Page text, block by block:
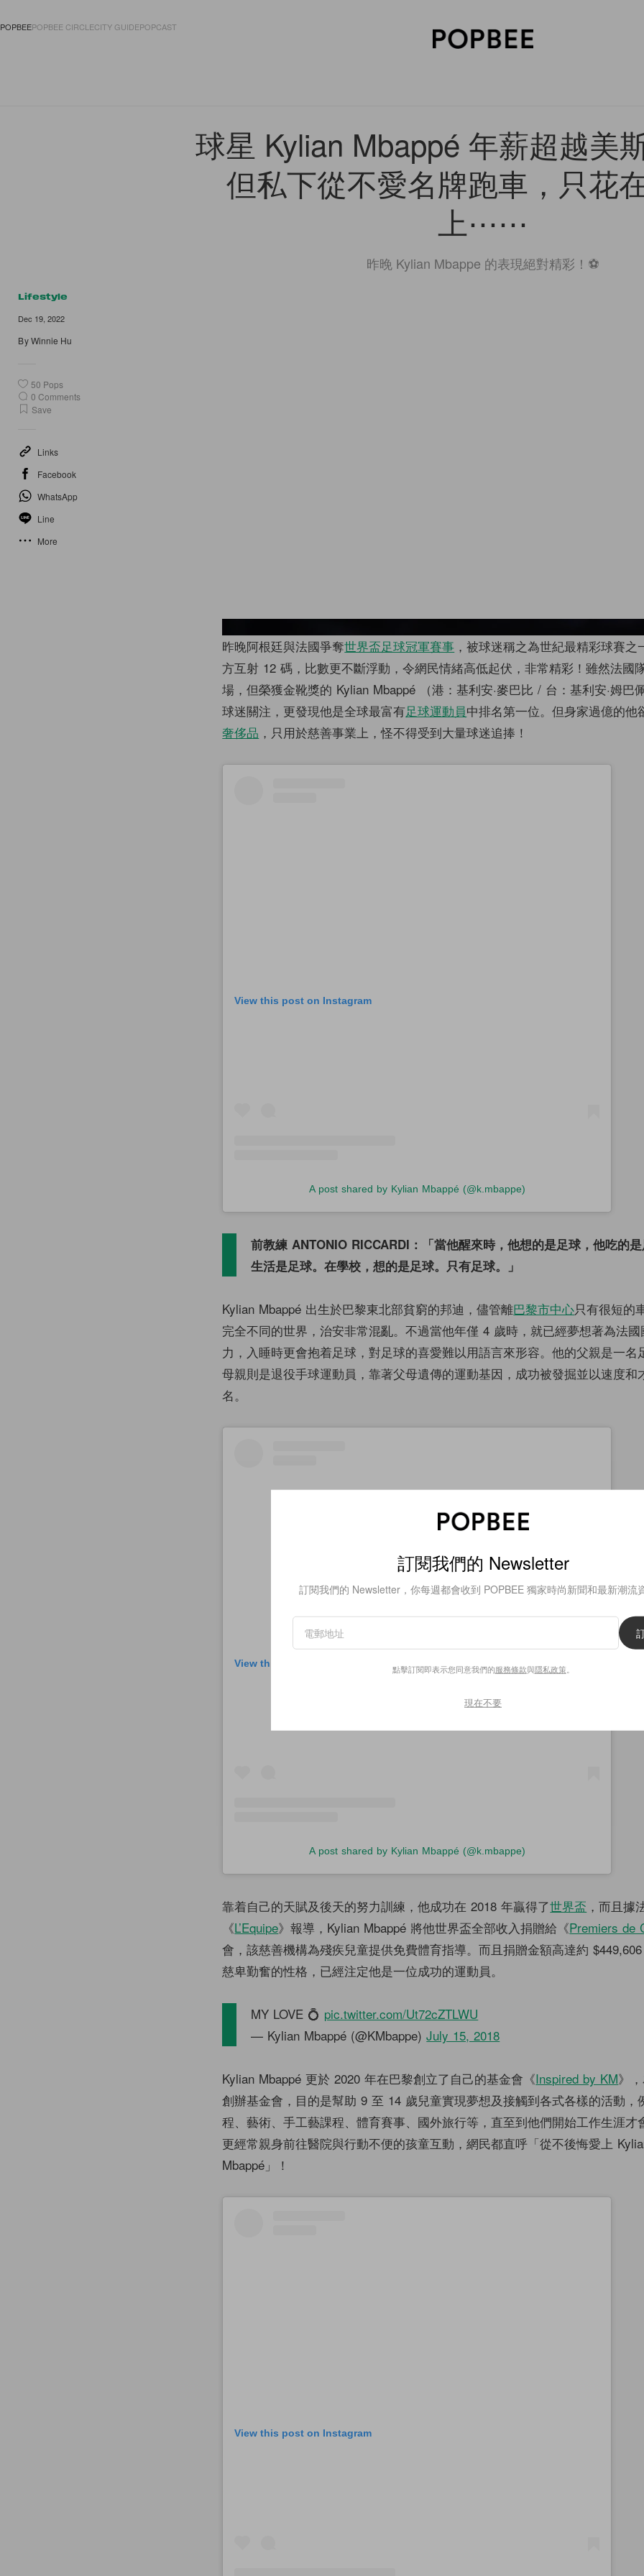
POPBEEPOPBEE CIRCLECITY GUIDEPOPCAST
球星 Kylian Mbappé 年薪超越美
但私下從不愛名牌跑車，只花
上⋯⋯
昨晚 Kylian Mbappe 的表現絕對精彩！⚽️
Lifestyle
Dec 19, 2022
ByWinnie Hu
50 Pops
0 Comments
Save
Links
Facebook
WhatsApp
Line
More
昨晚阿根廷與法國爭奪世界盃足球冠軍賽事 ，被球迷稱之為世紀最精彩球賽之
方互射 12 碼，比數更不斷浮動，令網民情緒高低起伏，非常精彩！雖然法國
場，但榮獲金靴獎的 Kylian Mbappé （港：基利安·麥巴比 / 台：基利安·姆巴
球迷關注，更發現他是全球最富有足球運動員中排名第一位。但身家過億的他
奢侈品 ，只用於慈善事業上，怪不得受到大量球迷追捧！
View this post on Instagram
A post shared by Kylian Mbappé (@k.mbappe)
前教練 ANTONIO RICCARDI：「當他醒來時，他想的是足球，他吃的
生活是足球。在學校，想的是足球。只有足球。」
Kylian Mbappé 出生於巴黎東北部貧窮的邦迪，儘管離巴黎市中心只有很短的
完全不同的世界，治安非常混亂。不過當他年僅 4 歲時，就已經夢想著為法國
力，入睡時更會抱着足球，對足球的喜愛難以用語言來形容。他的父親是一名
母親則是退役手球運動員，靠著父母遺傳的運動基因，成功被發掘並以速度和
名。
View this post on Instagram
A post shared by Kylian Mbappé (@k.mbappe)
靠着自己的天賦及後天的努力訓練，他成功在 2018 年贏得了世界盃 ，而且據
《L’Equipe》報導，Kylian Mbappé 將他世界盃全部收入捐贈給《Premiers de
會，該慈善機構為殘疾兒童提供免費體育指導。而且捐贈金額高達約
慈卑勤奮的性格，已經注定他是一位成功的運動員。
MY LOVE 💍 pic.twitter.com/Ut72cZTLWU
— Kylian Mbappé (@KMbappe)July 15, 2018
Kylian Mbappé 更於 2020 年在巴黎創立了自己的基金會《Inspired by KM》
創辦基金會，目的是幫助 9 至 14 歲兒童實現夢想及接觸到各式各樣的活動，
程、藝術、手工藝課程、體育賽事、國外旅行等，直至到他們開始工作生涯才
更經常親身前往醫院與行動不便的孩童互動，網民都直呼「從不後悔愛上
Mbappé」！
View this post on Instagram
訂閱我們的 Newsletter
訂閱我們的 Newsletter，你每週都會收到 POPBEE 獨家時尚新聞和最新潮流資
點擊訂閱即表示您同意我們的服務條款與隱私政策。
現在不要